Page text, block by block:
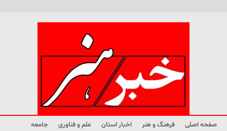
صفحه اصلی فرهنگ و هنر اخبار استان علم و فناوری
جامعه